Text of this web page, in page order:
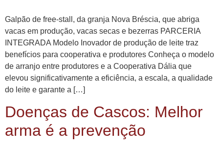
Galpão de free-stall, da granja Nova Bréscia, que abriga
vacas em produção, vacas secas e bezerras PARCERIA
INTEGRADA Modelo Inovador de produção de leite traz
benefícios para cooperativa e produtores Conheça o modelo
de arranjo entre produtores e a Cooperativa Dália que
elevou significativamente a eficiência, a escala, a qualidade
do leite e garante a […]
Doenças de Cascos: Melhor
arma é a prevenção